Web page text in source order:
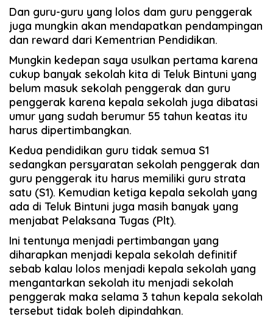
Dan guru-guru yang lolos dam guru penggerak
juga mungkin akan mendapatkan pendampingan
dan reward dari Kementrian Pendidikan.
Mungkin kedepan saya usulkan pertama karena
cukup banyak sekolah kita di Teluk Bintuni yang
belum masuk sekolah penggerak dan guru
penggerak karena kepala sekolah juga dibatasi
umur yang sudah berumur 55 tahun keatas itu
harus dipertimbangkan.
Kedua pendidikan guru tidak semua S1
sedangkan persyaratan sekolah penggerak dan
guru penggerak itu harus memiliki guru strata
satu (S1). Kemudian ketiga kepala sekolah yang
ada di Teluk Bintuni juga masih banyak yang
menjabat Pelaksana Tugas (Plt).
Ini tentunya menjadi pertimbangan yang
diharapkan menjadi kepala sekolah definitif
sebab kalau lolos menjadi kepala sekolah yang
mengantarkan sekolah itu menjadi sekolah
penggerak maka selama 3 tahun kepala sekolah
tersebut tidak boleh dipindahkan.